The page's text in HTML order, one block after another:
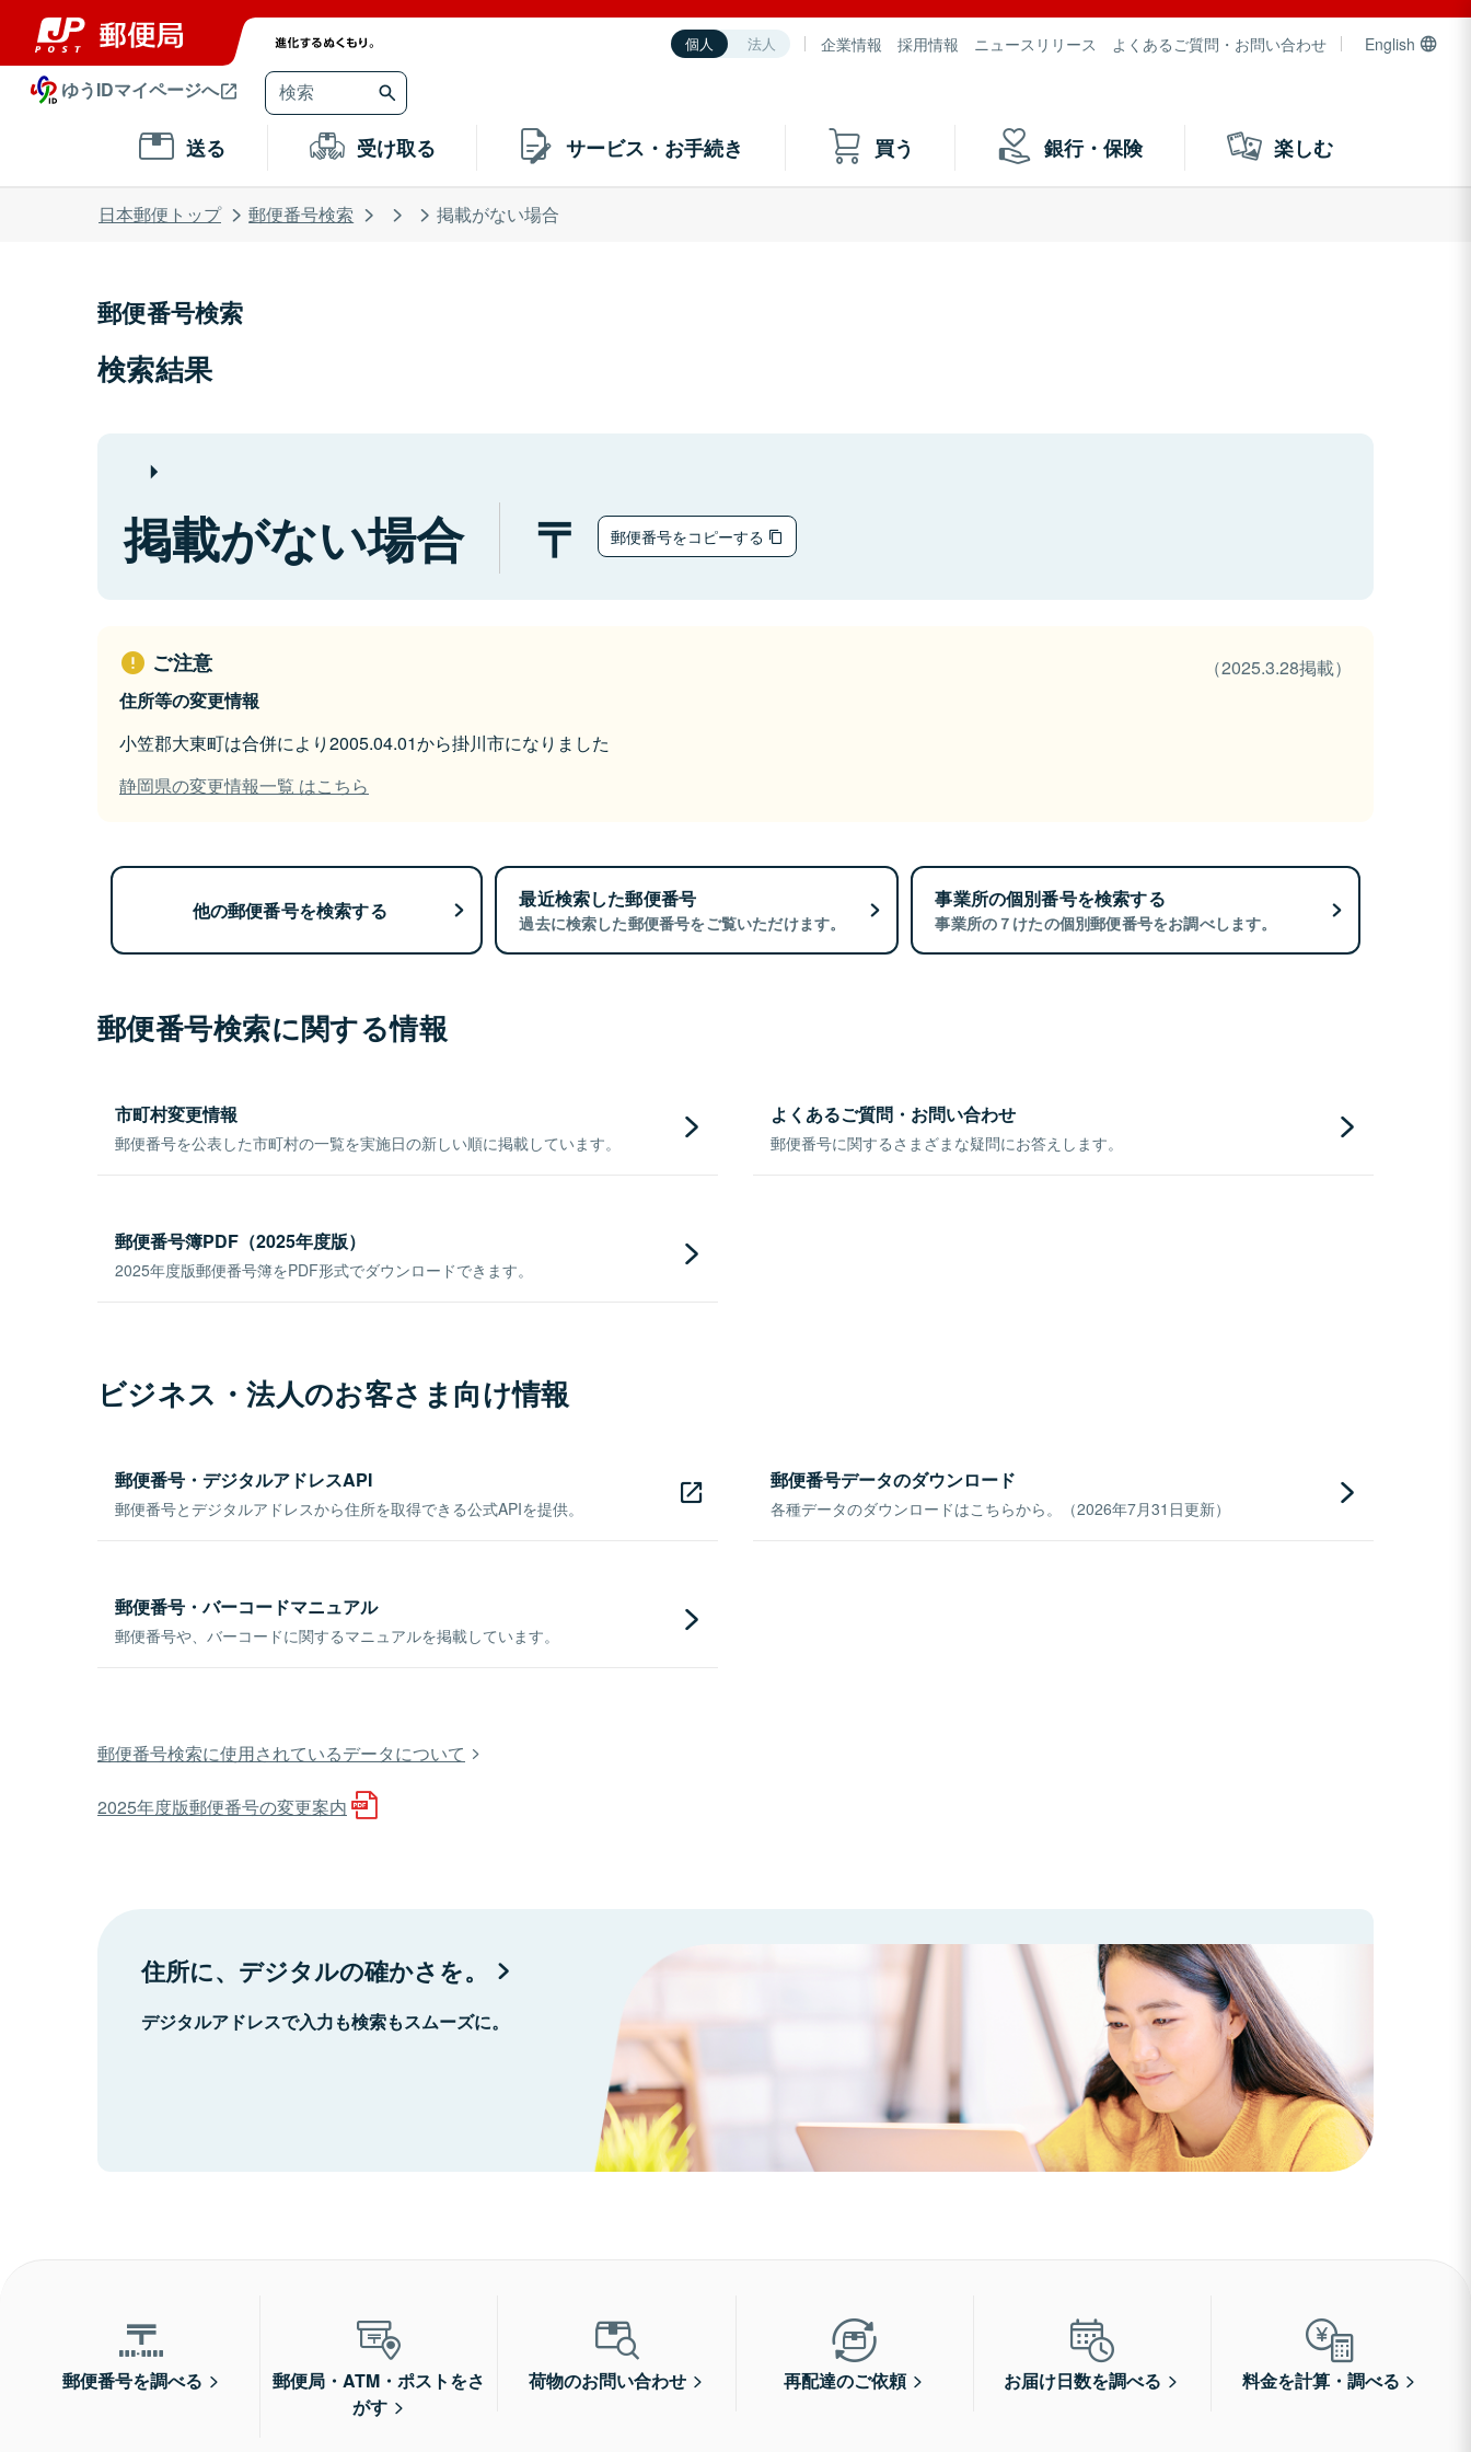
個人 法人 企業情報 採用情報 ニュースリリース よくあるご質問・お問い合わせ English
ゆうIDマイページへ
送る 受け取る サービス・お手続き 買う 銀行・保険 楽しむ
日本郵便トップ 郵便番号検索 掲載がない場合
郵便番号検索
検索結果
掲載がない場合 郵便番号をコピーする
ご注意
（2025.3.28掲載）
住所等の変更情報
小笠郡大東町は合併により2005.04.01から掛川市になりました
静岡県の変更情報一覧 はこちら
他の郵便番号を検索する 最近検索した郵便番号
過去に検索した郵便番号をご覧いただけます。
事業所の個別番号を検索する
事業所の７けたの個別郵便番号をお調べします。
郵便番号検索に関する情報
市町村変更情報
郵便番号を公表した市町村の一覧を実施日の新しい順に掲載しています。
よくあるご質問・お問い合わせ
郵便番号に関するさまざまな疑問にお答えします。
郵便番号簿PDF（2025年度版）
2025年度版郵便番号簿をPDF形式でダウンロードできます。
ビジネス・法人のお客さま向け情報
郵便番号・デジタルアドレスAPI
郵便番号とデジタルアドレスから住所を取得できる公式APIを提供。
郵便番号データのダウンロード
各種データのダウンロードはこちらから。（2026年7月31日更新）
郵便番号・バーコードマニュアル
郵便番号や、バーコードに関するマニュアルを掲載しています。
郵便番号検索に使用されているデータについて
2025年度版郵便番号の変更案内
住所に、デジタルの確かさを。
デジタルアドレスで入力も検索もスムーズに。
郵便番号を調べる
郵便局・ATM・ポストをさ
がす
荷物のお問い合わせ 再配達のご依頼 お届け日数を調べる 料金を計算・調べる